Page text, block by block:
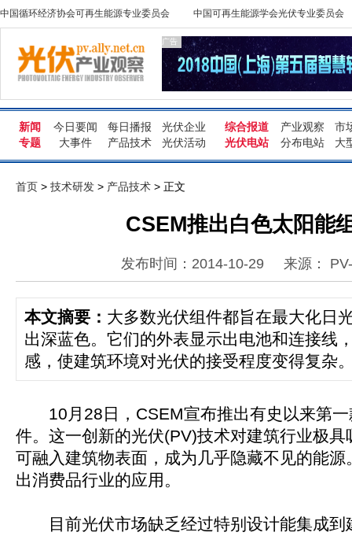
中国循环经济协会可再生能源专业委员会 中国可再生能源学会光伏专业委员会
广告
新闻 今日要闻 每日播报 光伏企业 综合报道 产业观察
市
专题
大事件 产品技术 光伏活动 光伏电站 分布电站 大
首页 > 技术研发 > 产品技术 > 正文
CSEM推出白色太阳能
发布时间：2014-10-29 来源：
本文摘要： 大多数光伏组件都旨在最大化日
出深蓝色。它们的外表显示出电池和连接线
感，使建筑环境对光伏的接受程度变得复杂
10月28日，CSEM宣布推出有史以来第一
件。这一创新的光伏(PV)技术对建筑行业极具
可融入建筑物表面，成为几乎隐藏不见的能源
出消费品行业的应用。
目前光伏市场缺乏经过特别设计能集成到